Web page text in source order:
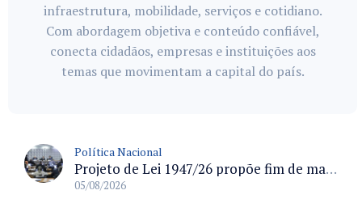
infraestrutura, mobilidade, serviços e cotidiano.
Com abordagem objetiva e conteúdo confiável,
conecta cidadãos, empresas e instituições aos
temas que movimentam a capital do país.
Política Nacional
Projeto de Lei 1947/26 propõe fim de margens para cartão de crédito e consignado do INSS
05/08/2026